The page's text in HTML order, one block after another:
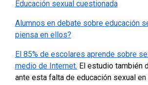
Educación sexual cuestionada
Alumnos en debate sobre educación
piensa en ellos?
El 85% de escolares aprende sobre
medio de Internet. El estudio también
ante esta falta de educación sexual